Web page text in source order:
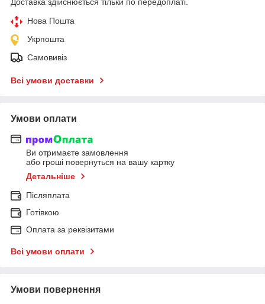
Нова Пошта
Укрпошта
Самовивіз
Всі умови доставки
Умови оплати
Ви отримаєте замовлення
або гроші повернуться на вашу картку
Детальніше
Післяплата
Готівкою
Оплата за реквізитами
Всі умови оплати
Умови повернення